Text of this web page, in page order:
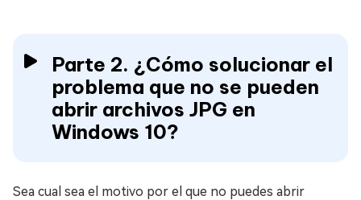
Parte 2. ¿Cómo solucionar el
problema que no se pueden
abrir archivos JPG en
Windows 10?
Sea cual sea el motivo por el que no puedes abrir